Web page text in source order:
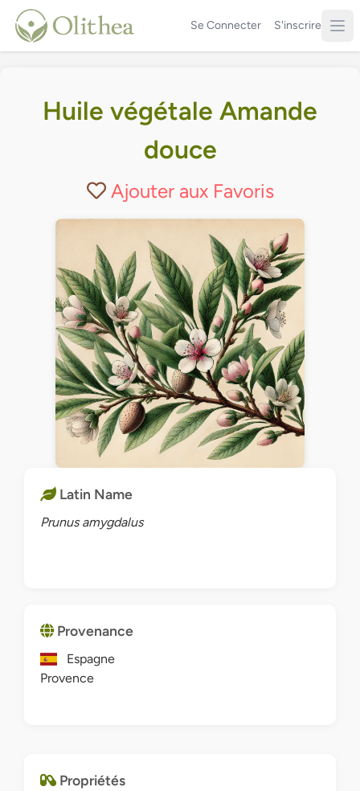
Se Connecter S'inscrire
Huile végétale Amande
douce
Ajouter aux Favoris
Latin Name
Prunus amygdalus
Provenance
Espagne
Provence
Propriétés